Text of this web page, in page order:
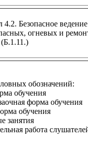
4.2. Безопасное ведение
огневых и
обозначений:
обучения
форма обучения
обучения
занятия
работа